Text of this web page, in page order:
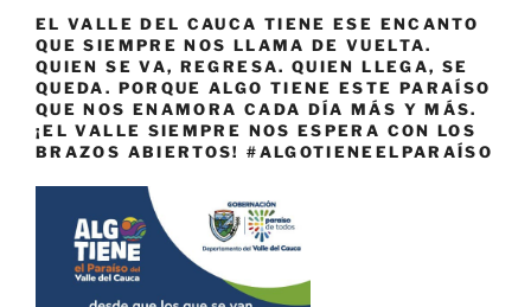
EL VALLE DEL CAUCA TIENE ESE ENCANTO
QUE SIEMPRE NOS LLAMA DE VUELTA.
QUIEN SE VA, REGRESA. QUIEN LLEGA, SE
QUEDA. PORQUE ALGO TIENE ESTE PARAÍSO
QUE NOS ENAMORA CADA DÍA MÁS Y MÁS.
¡EL VALLE SIEMPRE NOS ESPERA CON LOS
BRAZOS ABIERTOS! #ALGOTIENEELPARAÍSO